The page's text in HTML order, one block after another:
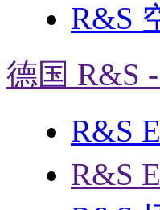
R&S
德国 R&S
R&S
R&S